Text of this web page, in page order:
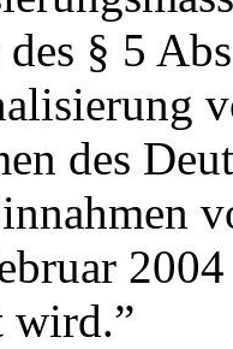
§ 5
des
wird.”